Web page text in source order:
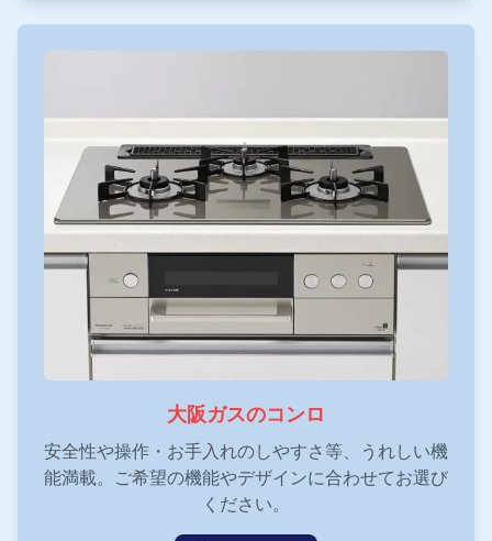
大阪ガスのコンロ
安全性や操作・お手入れのしやすさ等、うれしい機
能満載。ご希望の機能やデザインに合わせてお選び
ください。